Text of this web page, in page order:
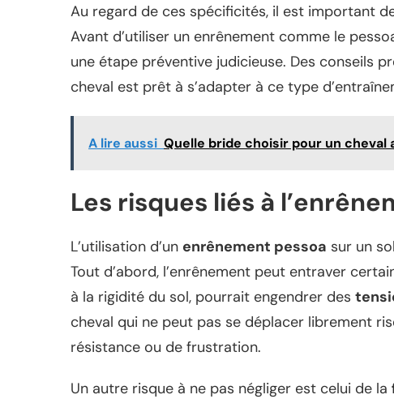
Au regard de ces spécificités, il est important
Avant d’utiliser un enrênement comme le
une étape préventive judicieuse. Des conseils
cheval est prêt à s’adapter à ce type
A lire aussi Quelle bride choisir pour un cheval
Les risques liés à
L’utilisation d’un enrênement pessoa sur un
Tout d’abord, l’enrênement peut entraver
à la rigidité du sol, pourrait engendrer des
cheval qui ne peut pas se déplacer librement
résistance ou de frustration.
Un autre risque à ne pas négliger est celui de la